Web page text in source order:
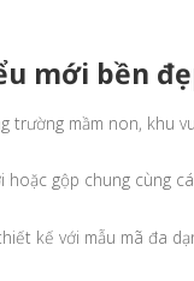
mới bền
mầm non, khu
gộp chung cùng
kế với mẫu mã đa